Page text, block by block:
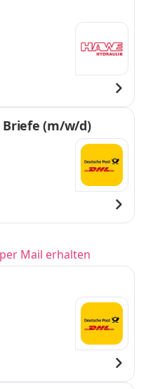
(m/w/d)
Mail erhalten